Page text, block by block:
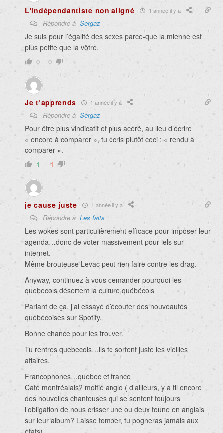
L'indépendantiste non aligné 1 année il y a
Répondre à Sergaz
Je suis pour l’égalité des sexes parce-que la mienne est
plus petite que la vôtre.
0 0
Je t’apprends 1 année il y a
Répondre à Sergaz
Pour être plus vindicatif et plus acéré, au lieu d’écrire
« encore à comparer », tu écris plutôt ceci : « rendu à
comparer ».
1 -1
je cause juste 1 année il y a
Répondre à Les faits
Les wokes sont particulièrement efficace pour imposer leur
agenda…donc de voter massivement pour iels sur
internet.
Même brouteuse Levac peut rien faire contre les drag.
Anyway, continuez à vous demander pourquoi les
quebecois désertent la culture québécois
Parlant de ça, j’ai essayé d’écouter des nouveautés
québécoises sur Spotify.
Bonne chance pour les trouver.
Tu rentres quebecois…ils te sortent juste les viellles
affaires.
Francophones…quebec et france
Café montréalais? moitié anglo ( d’ailleurs, y a til encore
des nouvelles chanteuses qui se sentent toujours
l’obligation de nous crisser une ou deux toune en anglais
sur leur album? Laisse tomber, tu pogneras jamais aux